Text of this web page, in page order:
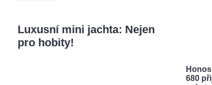
Luxusní mini jachta: Nejen
pro hobity!
680